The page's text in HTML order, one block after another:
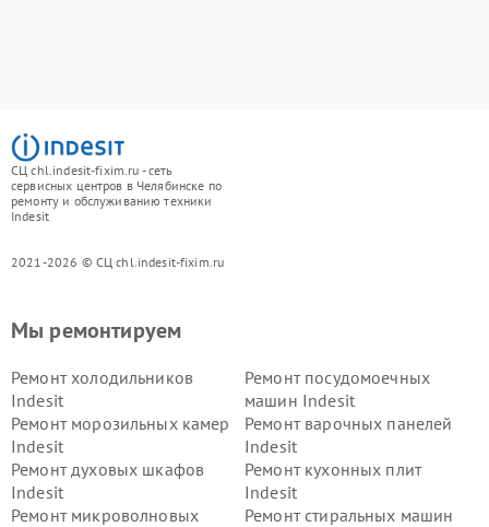
СЦ chl.indesit-fixim.ru - сеть
сервисных центров в Челябинске по
ремонту и обслуживанию техники
Indesit
2021-2026 © СЦ chl.indesit-fixim.ru
Мы ремонтируем
Ремонт холодильников
Indesit
Ремонт посудомоечных
машин Indesit
Ремонт морозильных камер
Indesit
Ремонт варочных панелей
Indesit
Ремонт духовых шкафов
Indesit
Ремонт кухонных плит
Indesit
Ремонт микроволновых
Ремонт стиральных машин